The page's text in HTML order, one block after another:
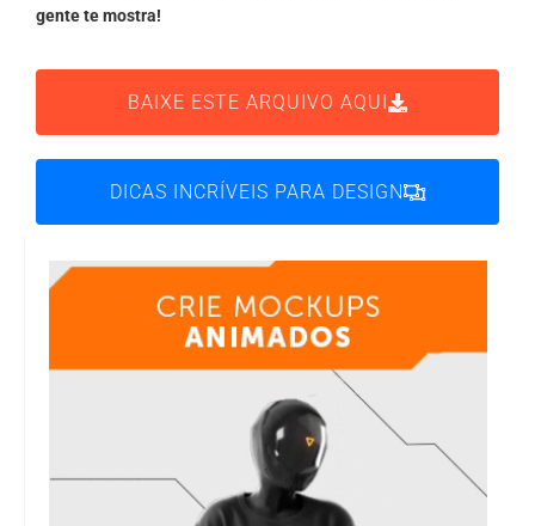
gente te mostra!
BAIXE ESTE ARQUIVO AQUI
DICAS INCRÍVEIS PARA DESIGN